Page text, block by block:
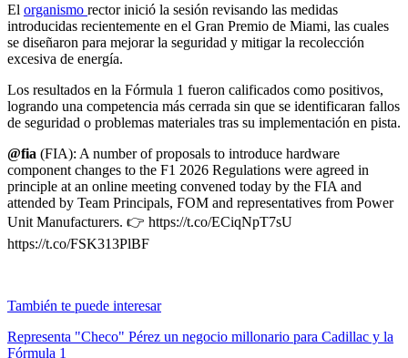
El organismo rector inició la sesión revisando las medidas
introducidas recientemente en el Gran Premio de Miami, las cuales
se diseñaron para mejorar la seguridad y mitigar la recolección
excesiva de energía.
Los resultados en la Fórmula 1 fueron calificados como positivos,
logrando una competencia más cerrada sin que se identificaran fallos
de seguridad o problemas materiales tras su implementación en pista.
@fia (FIA): A number of proposals to introduce hardware
component changes to the F1 2026 Regulations were agreed in
principle at an online meeting convened today by the FIA and
attended by Team Principals, FOM and representatives from Power
Unit Manufacturers. 👉 https://t.co/ECiqNpT7sU
https://t.co/FSK313PlBF
También te puede interesar
Representa "Checo" Pérez un negocio millonario para Cadillac y la
Fórmula 1